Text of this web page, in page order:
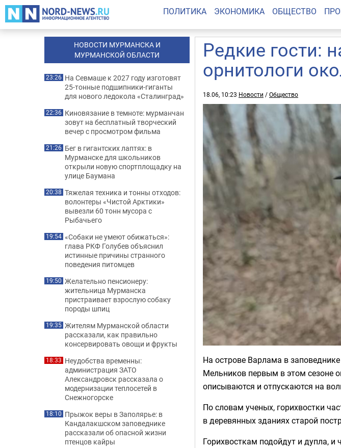
ПОЛИТИКА ЭКОНОМИКА ОБЩЕСТВО
Редкие гости:
орнитологи
18.06, 10:23 Новости /Общество
На острове Варлама в
Мельников первым в этом сезоне
описываются и отпускаются на
По словам ученых, горихвостки
в деревянных зданиях старой
Горихвосткам подойдут и дупла, и
НОВОСТИ МУРМАНСКА И
МУРМАНСКОЙ ОБЛАСТИ
23:26 На Севмаше к 2027 году изготовят
25-тонные подшипники-гиганты
для нового ледокола «Сталинград»
22:36 Киновязание в темноте: мурманчан
зовут на бесплатный творческий
вечер с просмотром фильма
21:26 Бег в гигантских лаптях: в
Мурманске для школьников
открыли новую спортплощадку на
улице Баумана
20:38 Тяжелая техника и тонны отходов:
волонтеры «Чистой Арктики»
вывезли 60 тонн мусора с
Рыбачьего
19:54 «Собаки не умеют обижаться»:
глава РКФ Голубев объяснил
истинные причины странного
поведения питомцев
19:50 Желательно пенсионеру:
жительница Мурманска
пристраивает взрослую собаку
породы шпиц
19:35 Жителям Мурманской области
рассказали, как правильно
консервировать овощи и фрукты
18:33 Неудобства временны:
администрация ЗАТО
Александровск рассказала о
модернизации теплосетей в
Снежногорске
18:10 Прыжок веры в Заполярье: в
Кандалакшском заповеднике
рассказали об опасной жизни
птенцов кайры